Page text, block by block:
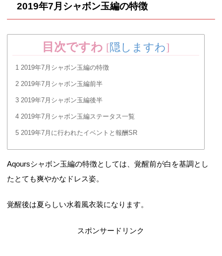
2019年7月シャボン玉編の特徴
目次ですわ [隠しますわ]
1 2019年7月シャボン玉編の特徴
2 2019年7月シャボン玉編前半
3 2019年7月シャボン玉編後半
4 2019年7月シャボン玉編ステータス一覧
5 2019年7月に行われたイベントと報酬SR
Aqoursシャボン玉編の特徴としては、覚醒前が白を基調とし
たとても爽やかなドレス姿。
覚醒後は夏らしい水着風衣装になります。
スポンサードリンク